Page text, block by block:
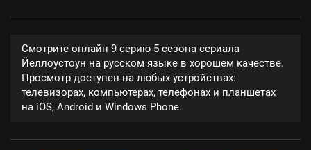
Смотрите онлайн 9 серию 5 сезона сериала
Йеллоустоун на русском языке в хорошем качестве.
Просмотр доступен на любых устройствах:
телевизорах, компьютерах, телефонах и планшетах
на iOS, Android и Windows Phone.